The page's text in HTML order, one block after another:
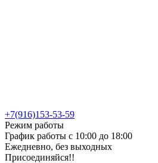
+7(916)153-53-59
Режим работы
График работы с 10:00 до 18:00
Ежедневно, без выходных
Присоединяйся!!